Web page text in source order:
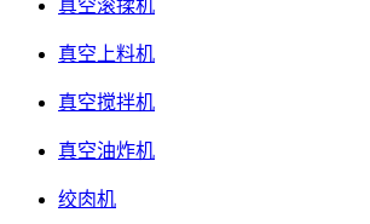
真空滚揉机
真空上料机
真空搅拌机
真空油炸机
绞肉机